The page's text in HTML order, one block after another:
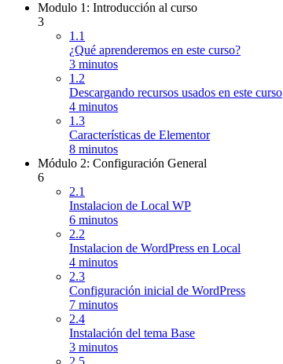
Modulo 1: Introducción al curso
3
1.1
¿Qué aprenderemos en este curso?
3 minutos
1.2
Descargando recursos usados en este curso
4 minutos
1.3
Características de Elementor
8 minutos
Módulo 2: Configuración General
6
2.1
Instalacion de Local WP
6 minutos
2.2
Instalacion de WordPress en Local
4 minutos
2.3
Configuración inicial de WordPress
7 minutos
2.4
Instalación del tema Base
3 minutos